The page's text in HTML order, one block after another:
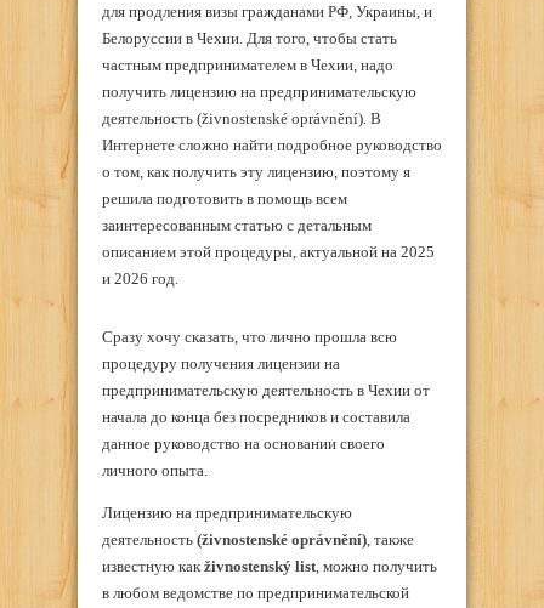
для продления визы гражданами РФ, Украины, и
Белоруссии в Чехии. Для того, чтобы стать
частным предпринимателем в Чехии, надо
получить лицензию на предпринимательскую
деятельность (živnostenské oprávnění). В
Интернете сложно найти подробное руководство
о том, как получить эту лицензию, поэтому я
решила подготовить в помощь всем
заинтересованным статью с детальным
описанием этой процедуры, актуальной на 2025
и 2026 год.
Сразу хочу сказать, что лично прошла всю
процедуру получения лицензии на
предпринимательскую деятельность в Чехии от
начала до конца без посредников и составила
данное руководство на основании своего
личного опыта.
Лицензию на предпринимательскую
деятельность (živnostenské oprávnění) , также
известную как živnostenský list , можно получить
в любом ведомстве по предпринимательской